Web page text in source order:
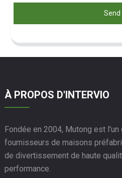
Send
À PROPOS D'INTERVIO
Fondée en 2004, Mutong est l'un
fournisseurs de maisons
de divertissement de haute
performance.